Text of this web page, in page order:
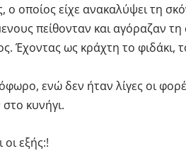
ο οποίος είχε ανακαλύψει τη
πείθονταν και αγόραζαν
Έχοντας ως κράχτη το φιδάκι,
ενώ δεν ήταν λίγες οι
κυνήγι.
οι εξής:!